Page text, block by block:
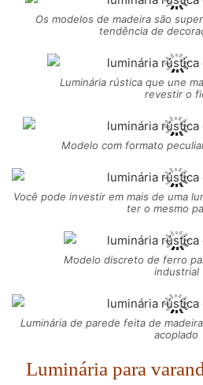
Os modelos de madeira são
tendência de
Luminária rústica que une
revestir o
Modelo com formato
Você pode investir em mais de uma
ter o mesmo
Modelo discreto de ferro
industrial
Luminária de parede feita de
acoplado
Luminária para